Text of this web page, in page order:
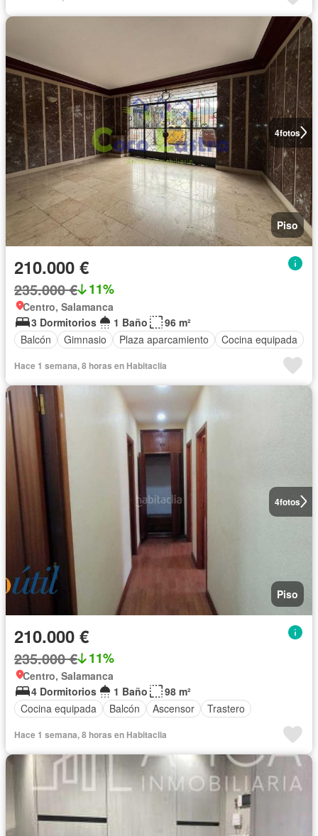
4fotos
Piso
210.000 €
235.000 € 11%
Centro, Salamanca
3 Dormitorios
1 Baño
96 m²
Balcón
Gimnasio Plaza aparcamiento Cocina equipada
Hace 1 semana, 8 horas en Habitaclia
4fotos
Piso
210.000 €
235.000 € 11%
Centro, Salamanca
4 Dormitorios
1 Baño
98 m²
Cocina equipada
Balcón Ascensor Trastero
Hace 1 semana, 8 horas en Habitaclia